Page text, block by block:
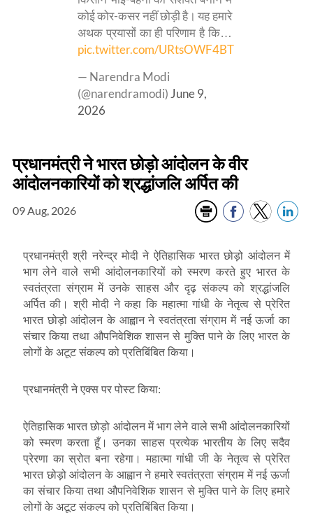
कोई कोर-कसर नहीं छोड़ी है। यह हमारे
अथक प्रयासों का ही परिणाम है कि…
pic.twitter.com/URtsOWF4BT
— Narendra Modi
(@narendramodi) June 9,
2026
प्रधानमंत्री ने भारत छोड़ो आंदोलन के वीर
आंदोलनकारियों को श्रद्धांजलि अर्पित की
09 Aug, 2026
प्रधानमंत्री श्री नरेन्‍द्र मोदी ने ऐतिहासिक भारत छोड़ो आंदोलन में
भाग लेने वाले सभी आंदोलनकारियों को स्मरण करते हुए भारत के
स्वतंत्रता संग्राम में उनके साहस और दृढ़ संकल्प को श्रद्धांजलि
अर्पित की। श्री मोदी ने कहा कि महात्मा गांधी के नेतृत्व से प्रेरित
भारत छोड़ो आंदोलन के आह्वान ने स्वतंत्रता संग्राम में नई ऊर्जा का
संचार किया तथा औपनिवेशिक शासन से मुक्ति पाने के लिए भारत के
लोगों के अटूट संकल्प को प्रतिबिंबित किया।
प्रधानमंत्री ने एक्स पर पोस्ट किया:
ऐतिहासिक भारत छोड़ो आंदोलन में भाग लेने वाले सभी आंदोलनकारियों
को स्मरण करता हूँ। उनका साहस प्रत्येक भारतीय के लिए सदैव
प्रेरणा का स्रोत बना रहेगा। महात्मा गांधी जी के नेतृत्व से प्रेरित
भारत छोड़ो आंदोलन के आह्वान ने हमारे स्वतंत्रता संग्राम में नई ऊर्जा
का संचार किया तथा औपनिवेशिक शासन से मुक्ति पाने के लिए हमारे
लोगों के अटूट संकल्प को प्रतिबिंबित किया।